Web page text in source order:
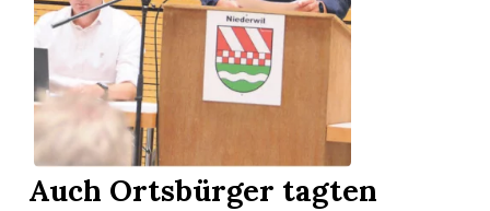
Auch Ortsbürger tagten